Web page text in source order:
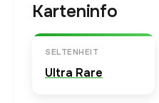
Karteninfo
SELTENHEIT
Ultra Rare